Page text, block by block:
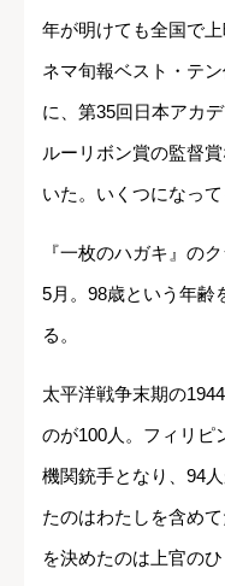
年が明けても全国で
ネマ旬報ベスト・テ
に、第35回日本アカ
ルーリボン賞の監督
いた。いくつになっ
『一枚のハガキ』の
5月。98歳という年齢
る。
太平洋戦争末期の
のが100人。フィリピ
機関銃手となり、94
たのはわたしを含め
を決めたのは上官の